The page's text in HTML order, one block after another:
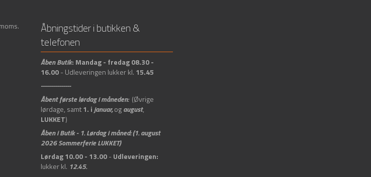
Åbningstider i butikken &
telefonen
ÅbenButik: Mandag - fredag 08.30 -
16.00- Udleveringen lukker kl. 15.45
---------------
Åbent første lørdag i måneden: (Øvrige
lørdage, samt1. ijanuar,ogaugust,
LUKKET)
Åben i Butik - 1. Lørdag i måned: (1. august
2026 Sommerferie LUKKET)
Lørdag 10.00 - 13.00- Udleveringen:
lukker kl. 12.45.